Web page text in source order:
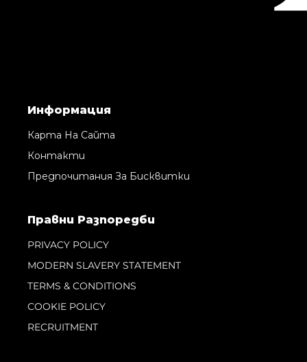
Информация
Карта На Сайта
Контакти
Предпочитания За Бисквитки
Правни Pазпоредби
PRIVACY POLICY
MODERN SLAVERY STATEMENT
TERMS & CONDITIONS
COOKIE POLICY
RECRUITMENT